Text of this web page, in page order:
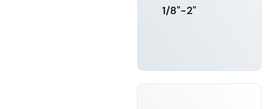
1/8"-2"
MAIS